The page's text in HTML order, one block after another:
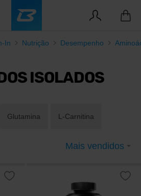
In Nutrição Desempenho
ISOLADOS
Glutamina L-Carnitina
Mais vendidos